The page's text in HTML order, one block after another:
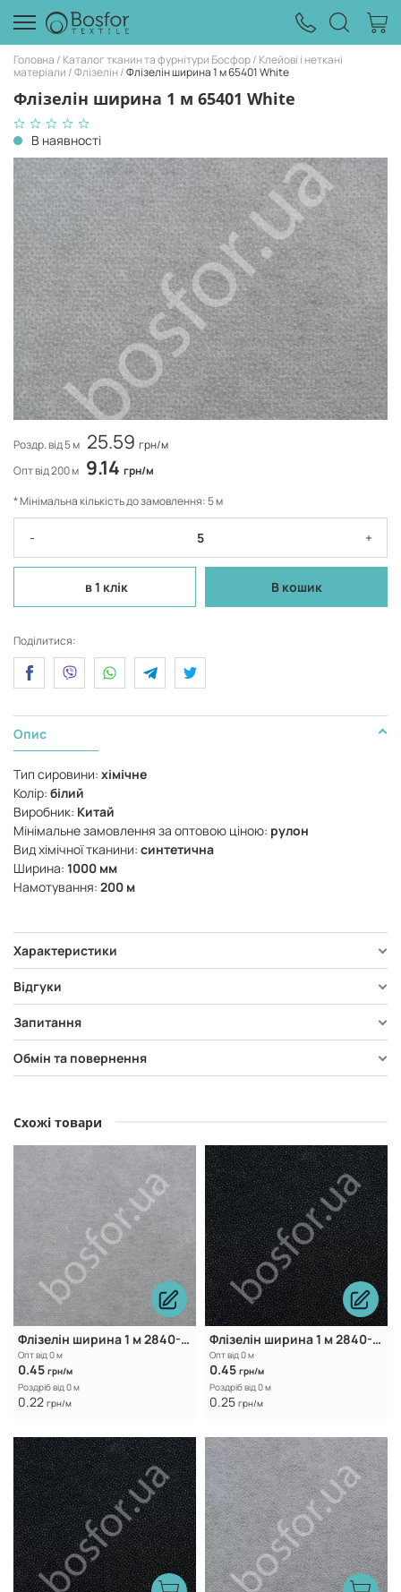
Головна Каталог тканин та фурнітури Босфор Клейові і неткані
матеріали Флізелін Флізелін ширина 1 м 65401 White
Флізелін ширина 1 м 65401 White
В наявності
Роздр. від 5 м 25.59 грн/м
Опт від 200 м 9.14 грн/м
* Мінімальна кількість до замовлення: 5 м
- +
в 1 клік В кошик
Поділитися:
Опис
Тип сировини: хімічне
Колір: білий
Виробник: Китай
Мінімальне замовлення за оптовою ціною: рулон
Вид хімічної тканини: синтетична
Ширина: 1000 мм
Намотування: 200 м
Характеристики
Відгуки
Запитання
Обмін та повернення
Схожі товари
Флізелін ширина 1 м 2840-2 Whire
Опт від 0 м
0.45 грн/м
Роздріб від 0 м
0.22 грн/м
Флізелін ширина 1 м 2840-2 Black
Опт від 0 м
0.45 грн/м
Роздріб від 0 м
0.25 грн/м